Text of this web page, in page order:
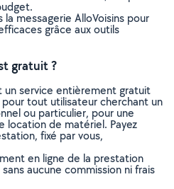
messagerie AlloVoisins pour
grâce aux outils
gratuit ?
un service entièrement gratuit
tout utilisateur cherchant un
ou particulier, pour une
location de matériel. Payez
fixé par vous,
en ligne de la prestation
aucune commission ni frais